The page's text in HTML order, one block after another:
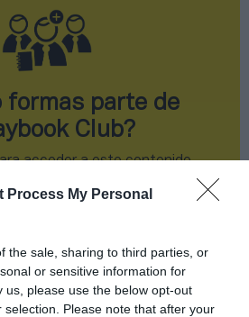
Process My Personal
the sale, sharing to third parties, or
or sensitive information for
us, please use the below opt-out
Please note that after your
formas parte de
Club?
acceder a este contenido